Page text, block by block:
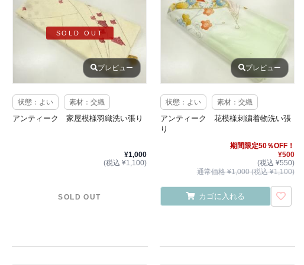
SOLD OUT
プレビュー
状態：よい 素材：交織
アンティーク 家屋模様羽織洗い張り
¥1,000
(税込 ¥1,100)
SOLD OUT
プレビュー
状態：よい 素材：交織
アンティーク 花模様刺繍着物洗い張
り
期間限定50％OFF！
¥500
(税込 ¥550)
通常価格 ¥1,000 (税込 ¥1,100)
カゴに入れる